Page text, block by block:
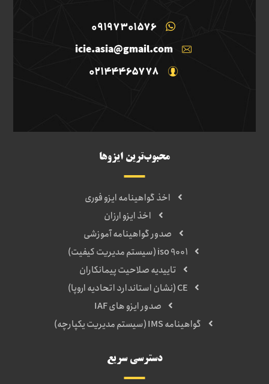
09197301576
icie.asia@gmail.com
02144465778
محبوب‌ترین ایزوها
اخذ گواهینامه ایزو فوری
اخذ ایزو ارزان
صدور گواهینامه آموزشی
iso 9001 (سیستم مدیریت کیفیت)
تاییدیه صلاحیت پیمانکاران
CE (نشان استاندارد اتحادیه اروپا)
صدور ایزو های IAF
گواهینامه IMS (سیستم مدیریت یکپارچه)
دسترسی سریع